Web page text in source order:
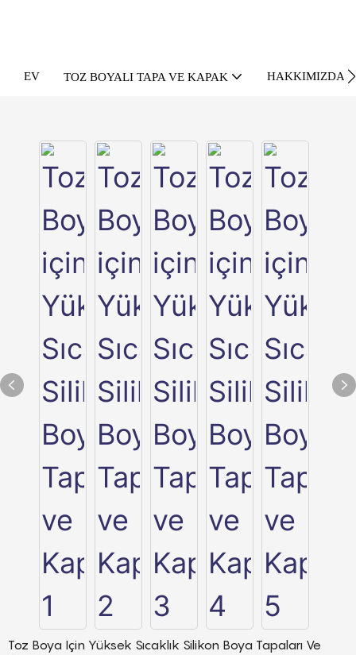
EV TOZ BOYALI TAPA VE KAPAK HAKKIMIZDA
Toz Boya Için Yüksek Sıcaklık Silikon Boya Tapaları Ve